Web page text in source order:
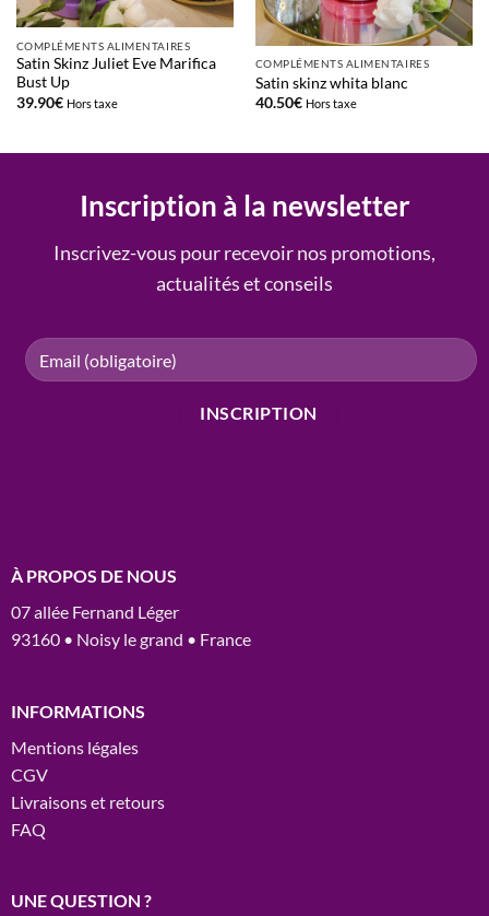
COMPLÉMENTS ALIMENTAIRES
Satin Skinz Juliet Eve Marifica
Bust Up
39.90€ Hors taxe
COMPLÉMENTS ALIMENTAIRES
Satin skinz whita blanc
40.50€ Hors taxe
Inscription à la newsletter
Inscrivez-vous pour recevoir nos promotions,
actualités et conseils
À PROPOS DE NOUS
07 allée Fernand Léger
93160 • Noisy le grand • France
INFORMATIONS
Mentions légales
CGV
Livraisons et retours
FAQ
UNE QUESTION ?